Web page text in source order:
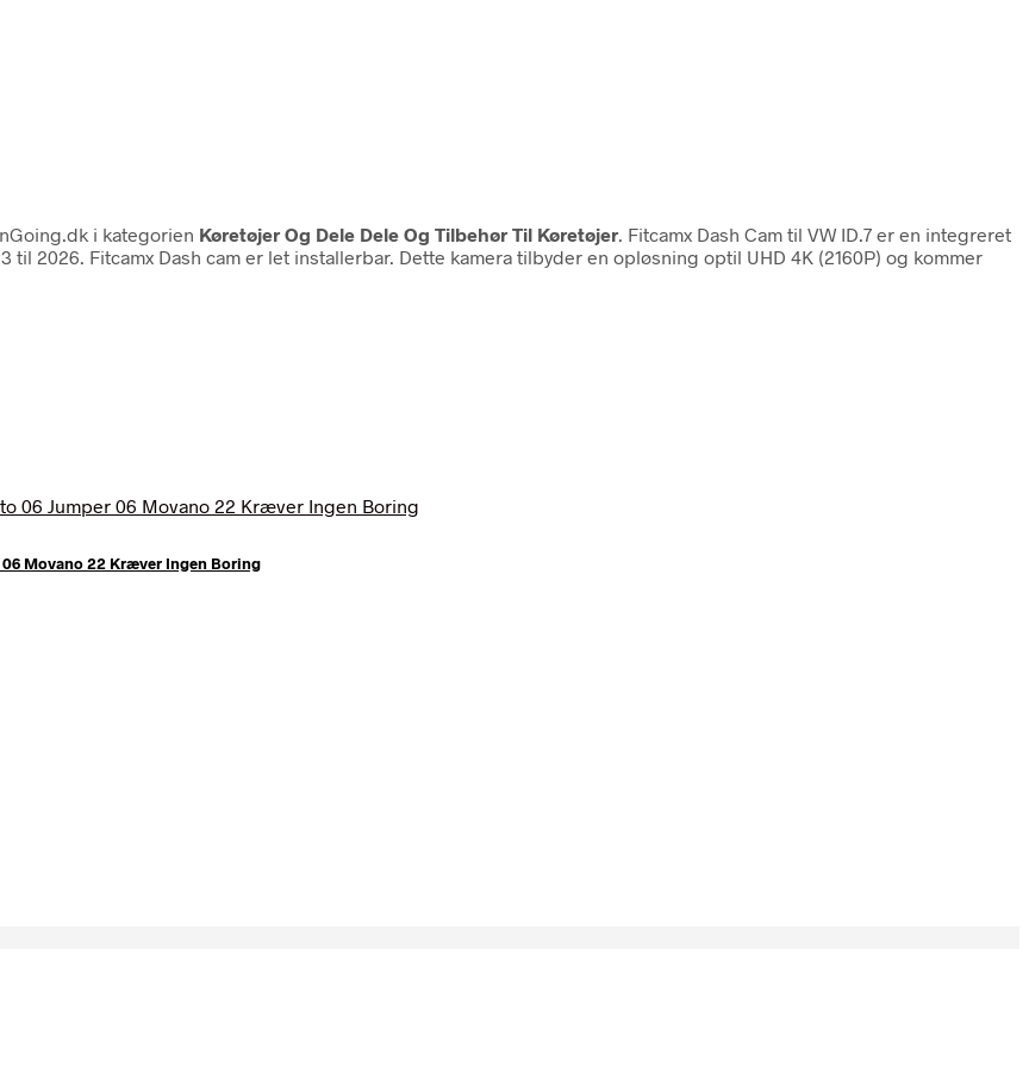
i kategorien Køretøjer Og Dele Dele Og Tilbehør Til Køretøjer . Fitcamx Dash Cam til VW ID.7 er en integreret
2026. Fitcamx Dash cam er let installerbar. Dette kamera tilbyder en opløsning optil UHD 4K (2160P) og kommer
06 Movano 22 Kræver Ingen Boring